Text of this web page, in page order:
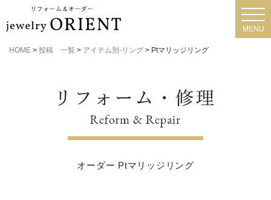
MENU
HOME > 投稿 一覧 > アイテム別-リング > Ptマリッジリング
オーダー Ptマリッジリング